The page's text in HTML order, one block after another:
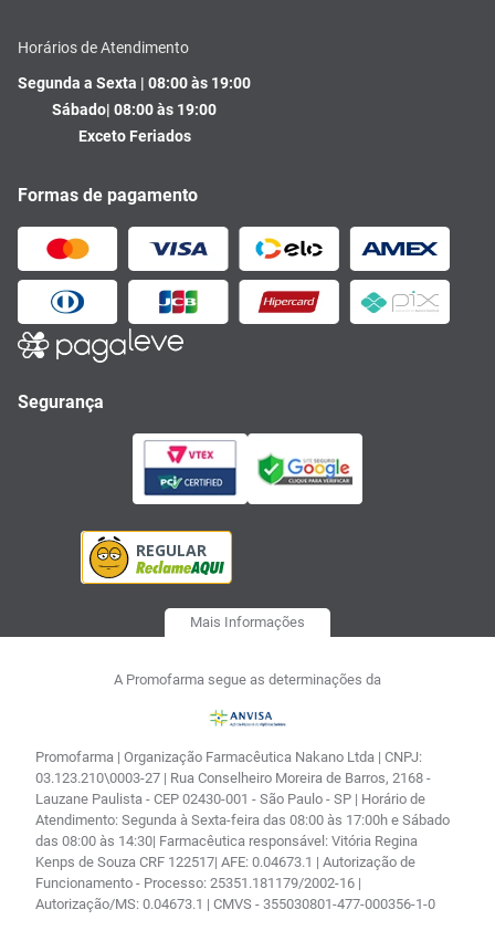
Horários de Atendimento
Segunda a Sexta | 08:00 às 19:00
Sábado| 08:00 às 19:00
Exceto Feriados
Formas de pagamento
Segurança
Mais Informações
A Promofarma segue as determinações da
Promofarma | Organização Farmacêutica Nakano Ltda | CNPJ:
03.123.210\0003-27 | Rua Conselheiro Moreira de Barros, 2168 -
Lauzane Paulista - CEP 02430-001 - São Paulo - SP | Horário de
Atendimento: Segunda à Sexta-feira das 08:00 às 17:00h e Sábado
das 08:00 às 14:30| Farmacêutica responsável: Vitória Regina
Kenps de Souza CRF 122517| AFE: 0.04673.1 | Autorização de
Funcionamento - Processo: 25351.181179/2002-16 |
Autorização/MS: 0.04673.1 | CMVS - 355030801-477-000356-1-0